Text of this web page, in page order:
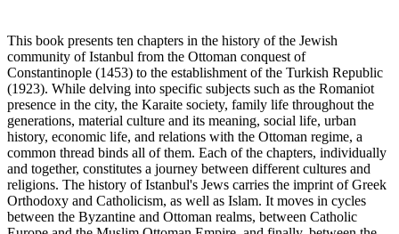
This book presents ten chapters in the history of the Jewish
community of Istanbul from the Ottoman conquest of
Constantinople (1453) to the establishment of the Turkish Republic
(1923). While delving into specific subjects such as the Romaniot
presence in the city, the Karaite society, family life throughout the
generations, material culture and its meaning, social life, urban
history, economic life, and relations with the Ottoman regime, a
common thread binds all of them. Each of the chapters, individually
and together, constitutes a journey between different cultures and
religions. The history of Istanbul's Jews carries the imprint of Greek
Orthodoxy and Catholicism, as well as Islam. It moves in cycles
between the Byzantine and Ottoman realms, between Catholic